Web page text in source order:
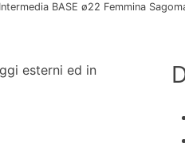
BASE ø22 Femmina
esterni ed in